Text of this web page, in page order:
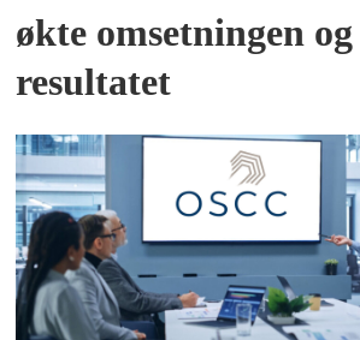
økte omsetningen
resultatet